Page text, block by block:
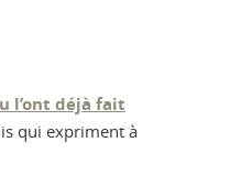
l’ont déjà fait
qui expriment à